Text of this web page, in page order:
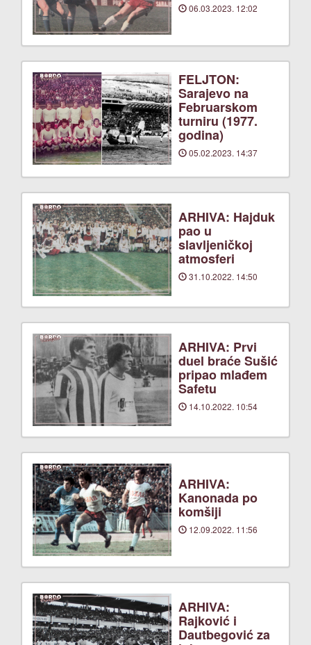
06.03.2023. 12:02
FELJTON:
Sarajevo na
Februarskom
turniru (1977.
godina)
05.02.2023. 14:37
ARHIVA: Hajduk
pao u
slavljeničkoj
atmosferi
31.10.2022. 14:50
ARHIVA: Prvi
duel braće Sušić
pripao mlađem
Safetu
14.10.2022. 10:54
ARHIVA:
Kanonada po
komšiji
12.09.2022. 11:56
ARHIVA:
Rajković i
Dautbegović za